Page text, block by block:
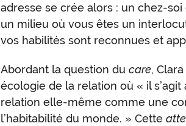
adresse se crée alors : un chez-
un milieu où vous êtes un
vos habilités sont reconnues et
Abordant la question ducare,
écologie de la relation où « il
relation elle-même comme une
l’habitabilité du monde. » Cette